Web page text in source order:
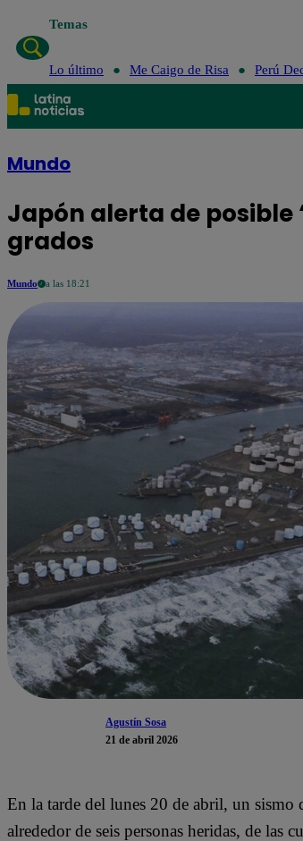
Temas
Lo último Me Caigo de Risa Perú
Mundo
Japón alerta de posible
grados
Mundo a las 18:21
Agustín Sosa
21 de abril 2026
En la tarde del lunes 20 de abril, un sismo
alrededor de seis personas heridas, de las